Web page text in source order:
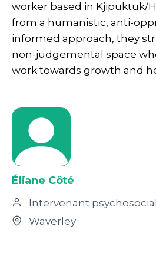
worker based in Kjipuktuk/
from a humanistic, anti-
informed approach, they
non-judgemental space
work towards growth and
Éliane Côté
Intervenant psychosocial
Waverley